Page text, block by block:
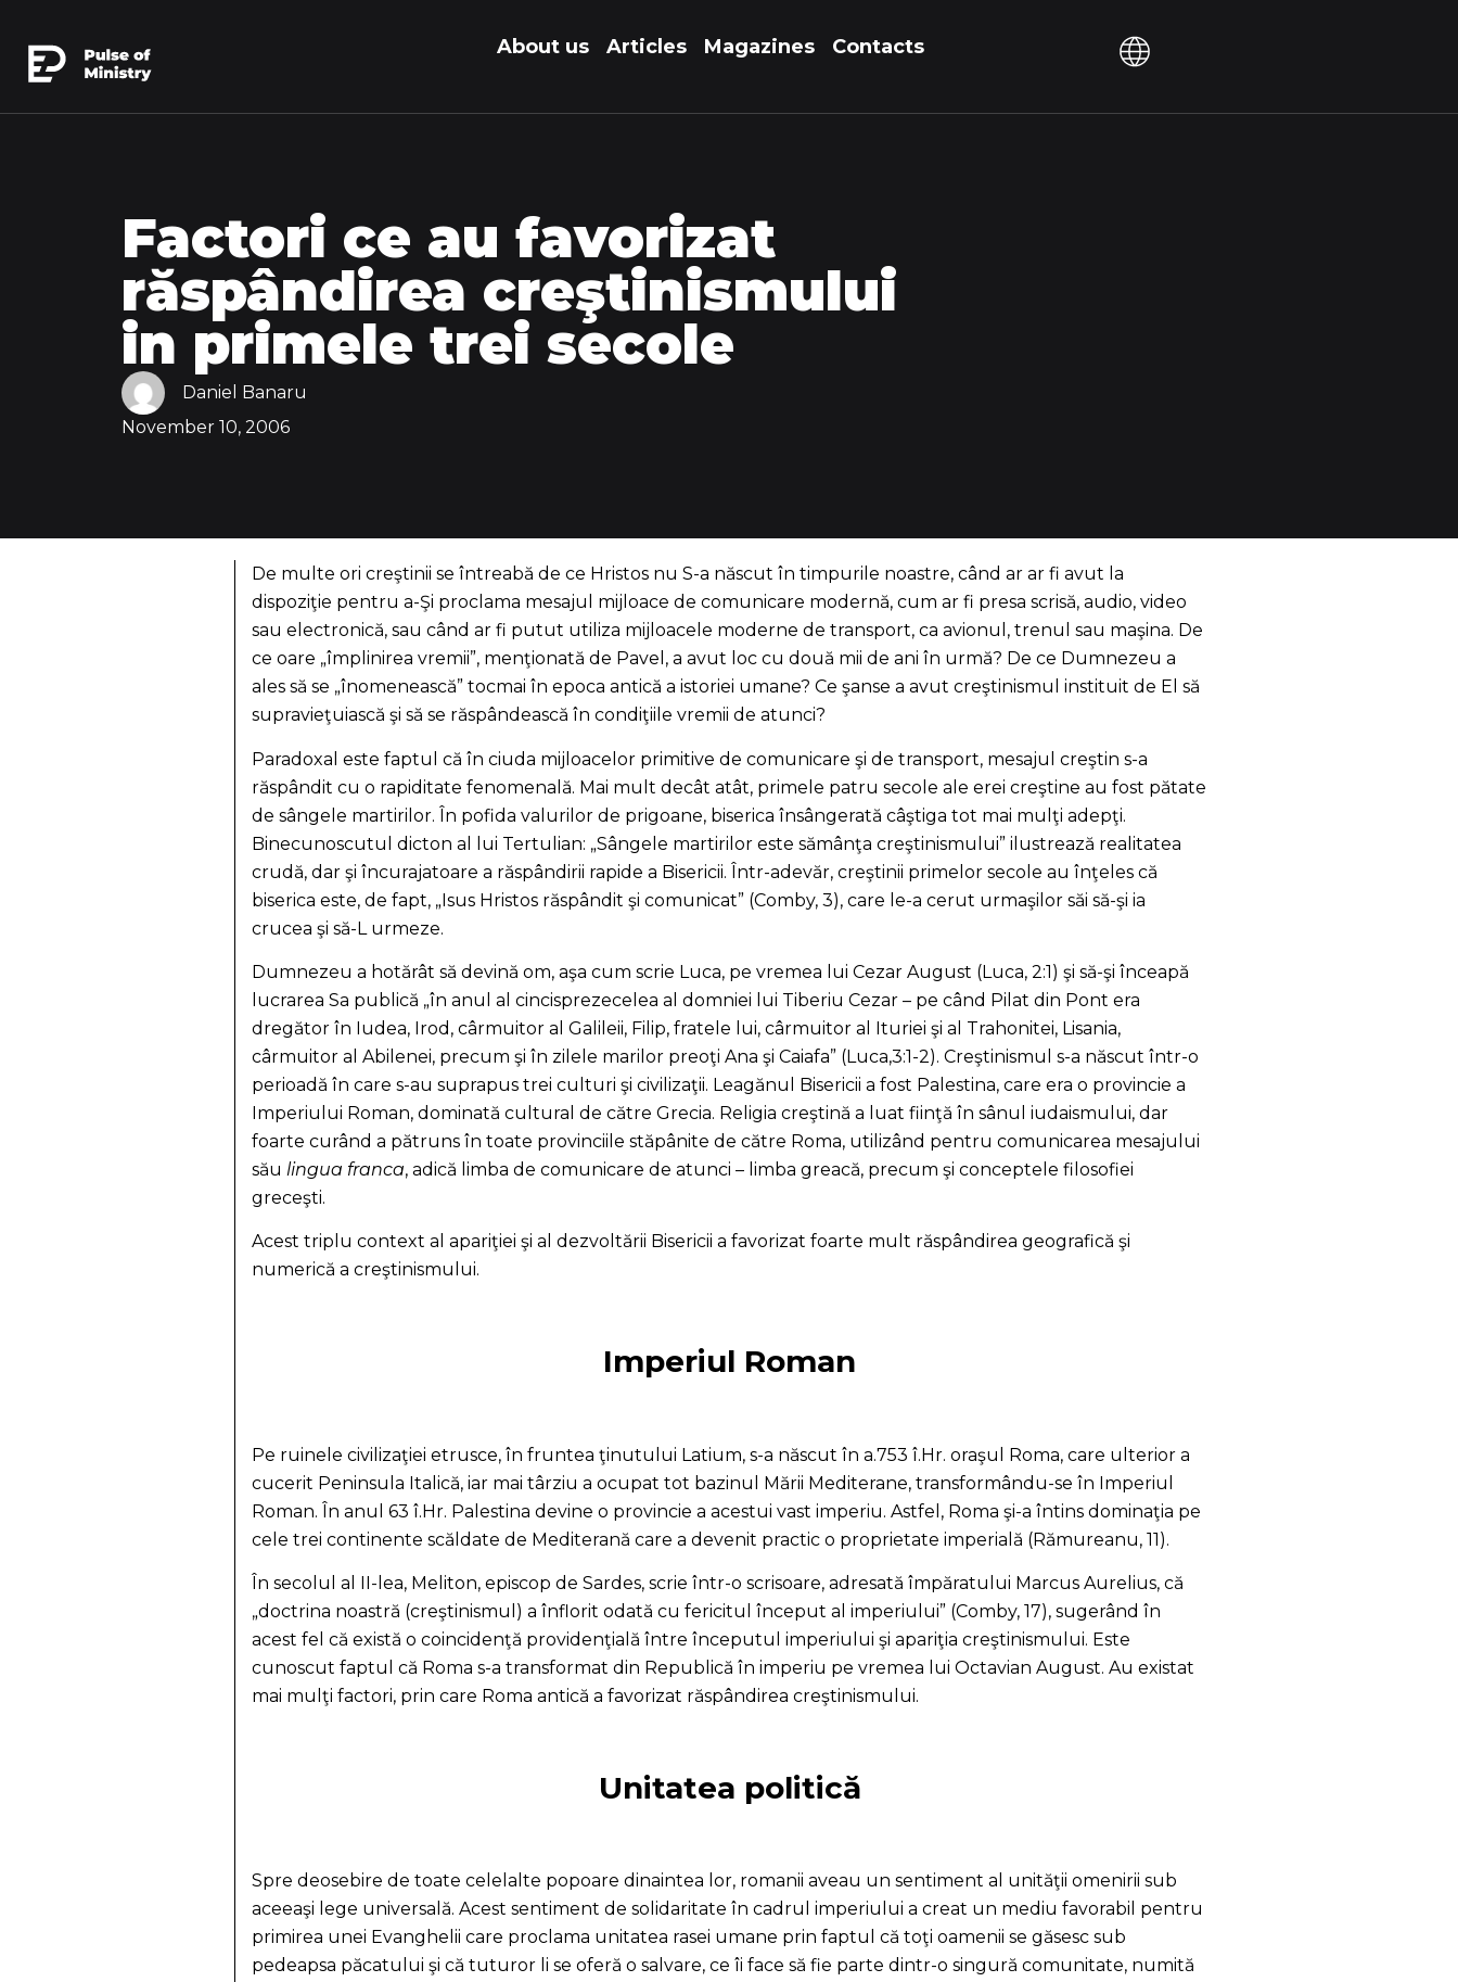
About us Articles Magazines Contacts
Factori ce au favorizat
răspândirea creştinismului
in primele trei secole
Daniel Banaru
November 10, 2006
De multe ori creştinii se întreabă de ce Hristos nu S-a născut în timpurile noastre, când ar ar fi avut la
dispoziţie pentru a-Şi proclama mesajul mijloace de comunicare modernă, cum ar fi presa scrisă, audio, video
sau electronică, sau când ar fi putut utiliza mijloacele moderne de transport, ca avionul, trenul sau maşina. De
ce oare „împlinirea vremii”, menţionată de Pavel, a avut loc cu două mii de ani în urmă? De ce Dumnezeu a
ales să se „înomenească” tocmai în epoca antică a istoriei umane? Ce şanse a avut creştinismul instituit de El să
supravieţuiască şi să se răspândească în condiţiile vremii de atunci?
Paradoxal este faptul că în ciuda mijloacelor primitive de comunicare şi de transport, mesajul creştin s-a
răspândit cu o rapiditate fenomenală. Mai mult decât atât, primele patru secole ale erei creştine au fost pătate
de sângele martirilor. În pofida valurilor de prigoane, biserica însângerată câştiga tot mai mulţi adepţi.
Binecunoscutul dicton al lui Tertulian: „Sângele martirilor este sămânţa creştinismului” ilustrează realitatea
crudă, dar şi încurajatoare a răspândirii rapide a Bisericii. Într-adevăr, creştinii primelor secole au înţeles că
biserica este, de fapt, „Isus Hristos răspândit şi comunicat” (Comby, 3), care le-a cerut urmaşilor săi să-şi ia
crucea şi să-L urmeze.
Dumnezeu a hotărât să devină om, aşa cum scrie Luca, pe vremea lui Cezar August (Luca, 2:1) şi să-şi înceapă
lucrarea Sa publică „în anul al cincisprezecelea al domniei lui Tiberiu Cezar – pe când Pilat din Pont era
dregător în Iudea, Irod, cârmuitor al Galileii, Filip, fratele lui, cârmuitor al Ituriei şi al Trahonitei, Lisania,
cârmuitor al Abilenei, precum şi în zilele marilor preoţi Ana şi Caiafa” (Luca,3:1-2). Creştinismul s-a născut într-o
perioadă în care s-au suprapus trei culturi şi civilizaţii. Leagănul Bisericii a fost Palestina, care era o provincie a
Imperiului Roman, dominată cultural de către Grecia. Religia creştină a luat fiinţă în sânul iudaismului, dar
foarte curând a pătruns în toate provinciile stăpânite de către Roma, utilizând pentru comunicarea mesajului
său lingua franca, adică limba de comunicare de atunci – limba greacă, precum şi conceptele filosofiei
greceşti.
Acest triplu context al apariţiei şi al dezvoltării Bisericii a favorizat foarte mult răspândirea geografică şi
numerică a creştinismului.
Imperiul Roman
Pe ruinele civilizaţiei etrusce, în fruntea ţinutului Latium, s-a născut în a.753 î.Hr. oraşul Roma, care ulterior a
cucerit Peninsula Italică, iar mai târziu a ocupat tot bazinul Mării Mediterane, transformându-se în Imperiul
Roman. În anul 63 î.Hr. Palestina devine o provincie a acestui vast imperiu. Astfel, Roma şi-a întins dominaţia pe
cele trei continente scăldate de Mediterană care a devenit practic o proprietate imperială (Rămureanu, 11).
În secolul al II-lea, Meliton, episcop de Sardes, scrie într-o scrisoare, adresată împăratului Marcus Aurelius, că
„doctrina noastră (creştinismul) a înflorit odată cu fericitul început al imperiului” (Comby, 17), sugerând în
acest fel că există o coincidenţă providenţială între începutul imperiului şi apariţia creştinismului. Este
cunoscut faptul că Roma s-a transformat din Republică în imperiu pe vremea lui Octavian August. Au existat
mai mulţi factori, prin care Roma antică a favorizat răspândirea creştinismului.
Unitatea politică
Spre deosebire de toate celelalte popoare dinaintea lor, romanii aveau un sentiment al unităţii omenirii sub
aceeaşi lege universală. Acest sentiment de solidaritate în cadrul imperiului a creat un mediu favorabil pentru
primirea unei Evanghelii care proclama unitatea rasei umane prin faptul că toţi oamenii se găsesc sub
pedeapsa păcatului şi că tuturor li se oferă o salvare, ce îi face să fie parte dintr-o singură comunitate, numită